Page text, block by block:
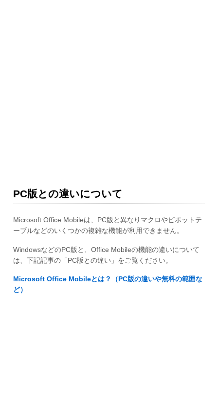
PC版との違いについて
Microsoft Office Mobileは、PC版と異なりマクロやピポットテ
ーブルなどのいくつかの複雑な機能が利用できません。
WindowsなどのPC版と、Office Mobileの機能の違いについて
は、下記記事の「PC版との違い」をご覧ください。
Microsoft Office Mobileとは？（PC版の違いや無料の範囲な
ど）